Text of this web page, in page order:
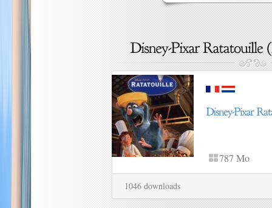
787 Mo
1046 downloads